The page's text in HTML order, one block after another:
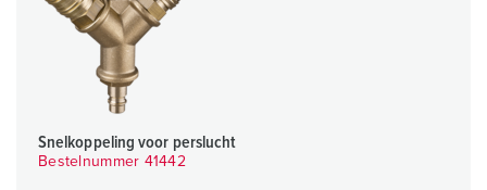
Snelkoppeling voor perslucht
Bestelnummer 41442